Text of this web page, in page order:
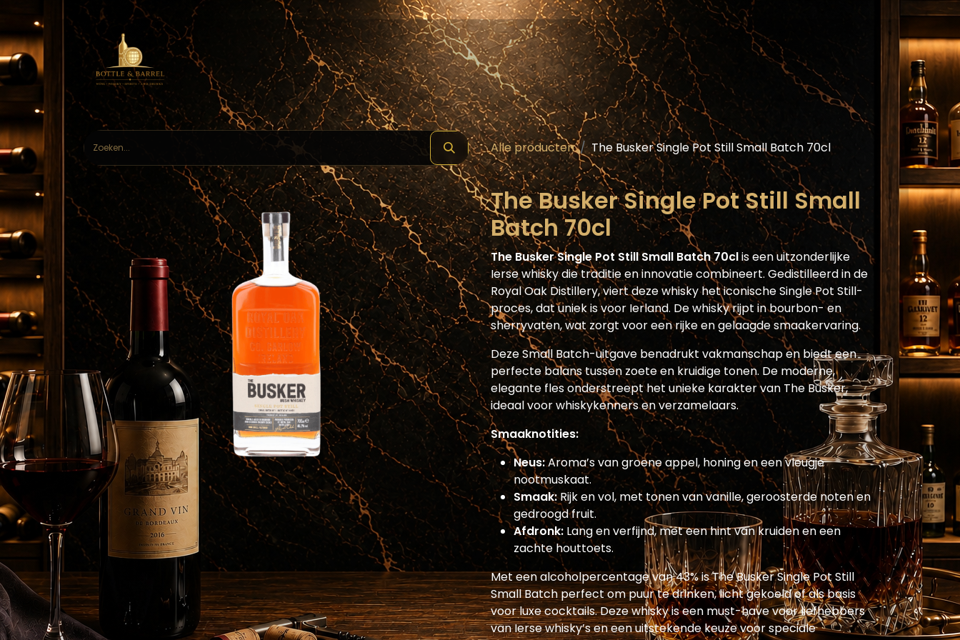
Home Webshop Schilde ( Wines & Spirits ) Masterclass Assortiment Blog Horecaplatform
Alle producten The Busker Single Pot Still Small Batch 70cl
The Busker Single Pot Still Small
Batch 70cl
The Busker Single Pot Still Small Batch 70clis een uitzonderlijke
Ierse whisky die traditie en innovatie combineert. Gedistilleerd in de
Royal Oak Distillery, viert deze whisky het iconische Single Pot Still-
proces, dat uniek is voor Ierland. De whisky rijpt in bourbon- en
sherryvaten, wat zorgt voor een rijke en gelaagde smaakervaring.
Deze Small Batch-uitgave benadrukt vakmanschap en biedt een
perfecte balans tussen zoete en kruidige tonen. De moderne,
elegante fles onderstreept het unieke karakter van The Busker,
ideaal voor whiskykenners en verzamelaars.
Smaaknotities:
Neus:Aroma’s van groene appel, honing en een vleugje
nootmuskaat.
Smaak:Rijk en vol, met tonen van vanille, geroosterde noten en
gedroogd fruit.
Afdronk: Lang en verfijnd, met een hint van kruiden en een
zachte houttoets.
Met een alcoholpercentage van 43% is The Busker Single Pot Still
Small Batch perfect om puur te drinken, licht gekoeld of als basis
voor luxe cocktails. Deze whisky is een must-have voor liefhebbers
van Ierse whisky’s en een uitstekende keuze voor speciale